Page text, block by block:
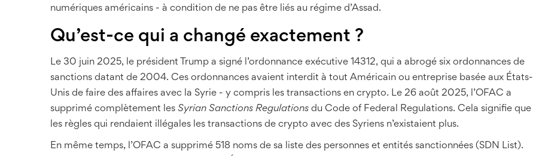
numériques américains - à condition de ne pas être liés au régime d’Assad.
Qu’est-ce qui a changé exactement ?
Le 30 juin 2025, le président Trump a signé l’ordonnance exécutive 14312, qui a abrogé six ordonnances de
sanctions datant de 2004. Ces ordonnances avaient interdit à tout Américain ou entreprise basée aux États-
Unis de faire des affaires avec la Syrie - y compris les transactions en crypto. Le 26 août 2025, l’OFAC a
supprimé complètement les Syrian Sanctions Regulations du Code of Federal Regulations. Cela signifie que
les règles qui rendaient illégales les transactions de crypto avec des Syriens n’existaient plus.
En même temps, l’OFAC a supprimé 518 noms de sa liste des personnes et entités sanctionnées (SDN List).